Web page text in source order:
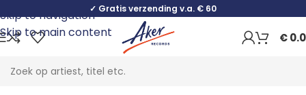
Skip to navigation
Skip to main content
✓ Gratis verzending v.a. € 60
€
Home Pop